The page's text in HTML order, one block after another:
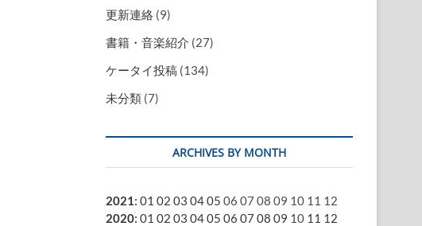
更新連絡 (9)
書籍・音楽紹介 (27)
ケータイ投稿 (134)
未分類 (7)
ARCHIVES BY MONTH
2021: 01 02 03 0405 06 07 08 09 10 11 12
2020: 01 02 03 0405 06 07 08 09 10 11 12